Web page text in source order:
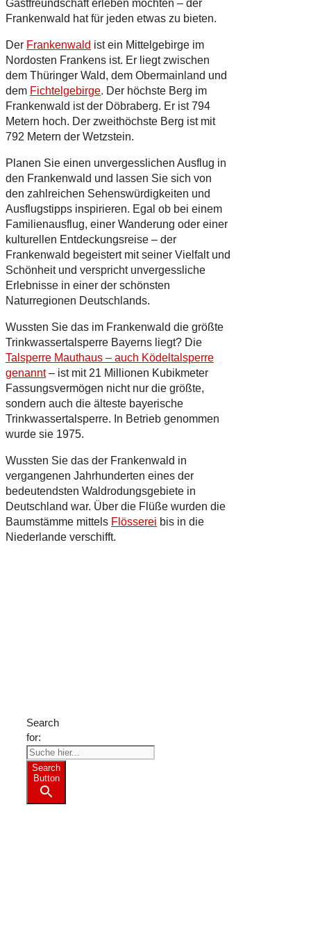
Gastfreundschaft erleben möchten – der
Frankenwald hat für jeden etwas zu bieten.
Der Frankenwald ist ein Mittelgebirge im
Nordosten Frankens ist. Er liegt zwischen
dem Thüringer Wald, dem Obermainland und
dem Fichtelgebirge. Der höchste Berg im
Frankenwald ist der Döbraberg. Er ist 794
Metern hoch. Der zweithöchste Berg ist mit
792 Metern der Wetzstein.
Planen Sie einen unvergesslichen Ausflug in
den Frankenwald und lassen Sie sich von
den zahlreichen Sehenswürdigkeiten und
Ausflugstipps inspirieren. Egal ob bei einem
Familienausflug, einer Wanderung oder einer
kulturellen Entdeckungsreise – der
Frankenwald begeistert mit seiner Vielfalt und
Schönheit und verspricht unvergessliche
Erlebnisse in einer der schönsten
Naturregionen Deutschlands.
Wussten Sie das im Frankenwald die größte
Trinkwassertalsperre Bayerns liegt? Die
Talsperre Mauthaus – auch Ködeltalsperre
genannt– ist mit 21 Millionen Kubikmeter
Fassungsvermögen nicht nur die größte,
sondern auch die älteste bayerische
Trinkwassertalsperre. In Betrieb genommen
wurde sie 1975.
Wussten Sie das der Frankenwald in
vergangenen Jahrhunderten eines der
bedeutendsten Waldrodungsgebiete in
Deutschland war. Über die Flüße wurden die
Baumstämme mittels Flösserei bis in die
Niederlande verschifft.
Search
for:
Search
Button